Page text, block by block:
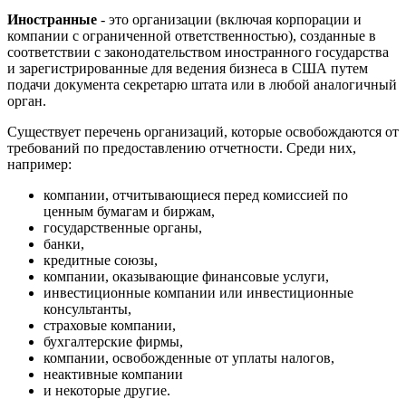
Иностранные - это организации (включая корпорации и
компании с ограниченной ответственностью), созданные в
соответствии с законодательством иностранного государства
и зарегистрированные для ведения бизнеса в США путем
подачи документа секретарю штата или в любой аналогичный
орган.
Существует перечень организаций, которые освобождаются от
требований по предоставлению отчетности. Среди них,
например:
компании, отчитывающиеся перед комиссией по
ценным бумагам и биржам,
государственные органы,
банки,
кредитные союзы,
компании, оказывающие финансовые услуги,
инвестиционные компании или инвестиционные
консультанты,
страховые компании,
бухгалтерские фирмы,
компании, освобожденные от уплаты налогов,
неактивные компании
и некоторые другие.